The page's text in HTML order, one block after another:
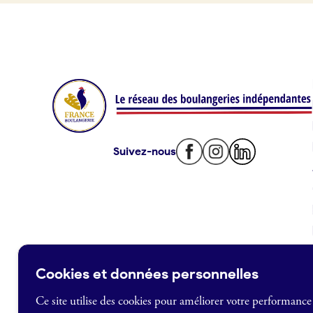
Offres d’emploi
Je suis fournisseur
Suivez-nous
Cookies et données personnelles
Ce site utilise des cookies pour améliorer votre performance